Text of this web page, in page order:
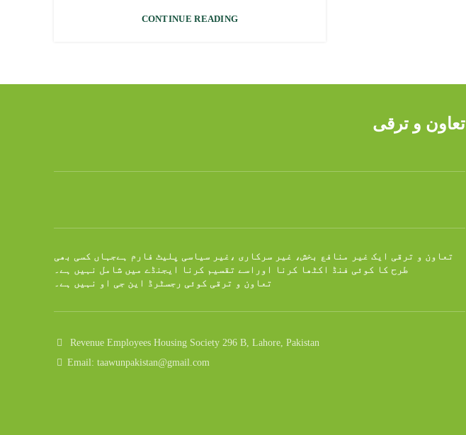
CONTINUE READING
تعاون و ترقی
تعاون و ترقی ایک غیر منافع بخش، غیر سرکاری ،غیر سیاسی پلیٹ فارم ہےجہاں کسی بھی
طرح کا کوئی فنڈ اکٹھا کرنا اوراسے تقسیم کرنا ایجنڈے میں شامل نہیں ہے۔
تعاون و ترقی کوئی رجسٹرڈ این جی او نہیں ہے۔
Revenue Employees Housing Society 296 B, Lahore, Pakistan
Email: taawunpakistan@gmail.com